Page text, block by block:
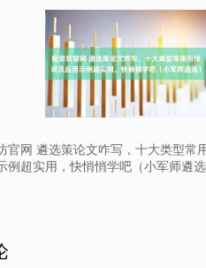
官网 遴选策论文咋写，十大类型常
例超实用，快悄悄学吧（小军师遴选